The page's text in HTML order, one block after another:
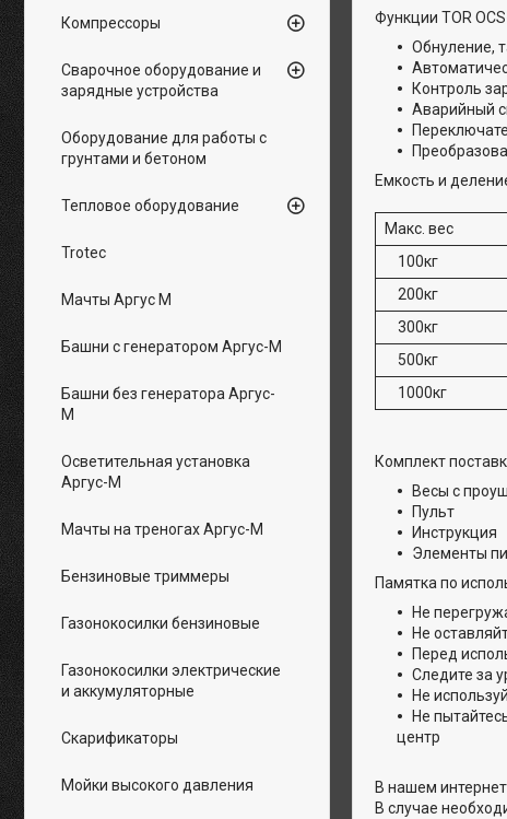
Функции TOR
Обнуление,
Контроль
Аварийный
Емкость и
Макс. вес
100кг
200кг
300кг
500кг
1000кг
Комплект
Весы с
Пульт
Инструкция
Элементы
Памятка по
Не
Не
Перед
Следите за
Не
Не
центр
В нашем
В случае
Компрессоры
Сварочное оборудование и
зарядные устройства
Оборудование для работы с
грунтами и бетоном
Тепловое оборудование
Trotec
Мачты Аргус М
Башни с генератором Аргус-М
Башни без генератора Аргус-
М
Осветительная установка
Аргус-М
Мачты на треногах Аргус-М
Бензиновые триммеры
Газонокосилки бензиновые
Газонокосилки электрические
и аккумуляторные
Скарификаторы
Мойки высокого давления